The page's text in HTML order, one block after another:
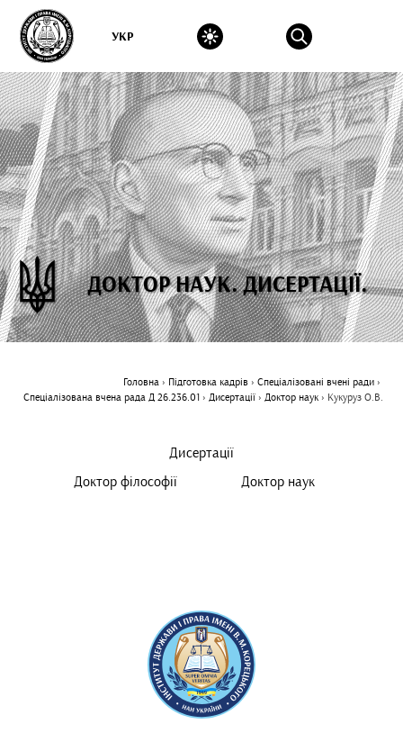
УКР
ДОКТОР НАУК. ДИСЕРТАЦІЇ.
Головна› Підготовка кадрів › Спеціалізовані вчені ради›
Спеціалізована вчена рада Д 26.236.01› Дисертації› Доктор наук› Кукуруз О.В.
Дисертації
Доктор філософії
Доктор наук